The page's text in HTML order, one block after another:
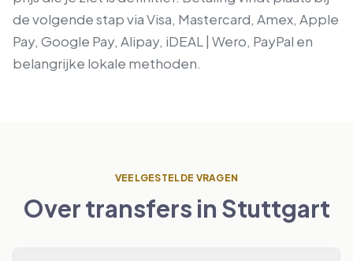
de volgende stap via Visa, Mastercard, Amex, Apple
Pay, Google Pay, Alipay, iDEAL | Wero, PayPal en
belangrijke lokale methoden.
VEELGESTELDE VRAGEN
Over transfers in Stuttgart